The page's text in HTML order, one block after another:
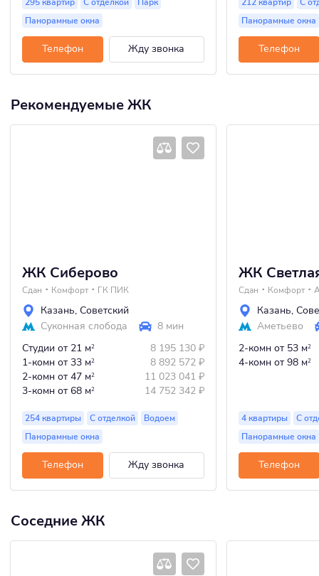
Панорамные окна
Телефон Жду звонка
Панорамные окна
Телефон
Рекомендуемые ЖК
ЖК Сиберово
Сдан Комфорт ГК ПИК
Казань, Советский
Суконная слобода
8 мин
Студии от 21 м2 8 195 130 ₽
1-комн от 33 м2 8 892 572 ₽
2-комн от 47 м2 11 023 041 ₽
3-комн от 68 м2 14 752 342 ₽
254 квартиры С отделкой
Водоем
Панорамные окна
Телефон Жду звонка
ЖК
Сдан Комфорт
Казань,
Аметьево
2-комн от 53 м2
4-комн от 98 м2
4 квартиры
С
Панорамные окна
Телефон
Соседние ЖК